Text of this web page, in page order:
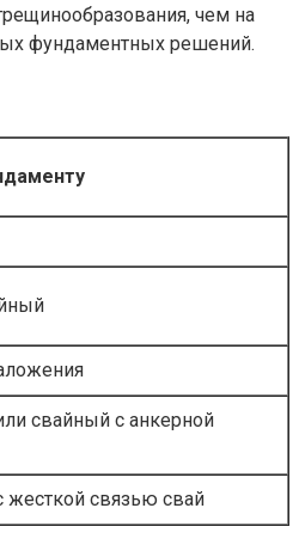
чем на
фундаментных решений.
свайный с анкерной
жесткой связью свай